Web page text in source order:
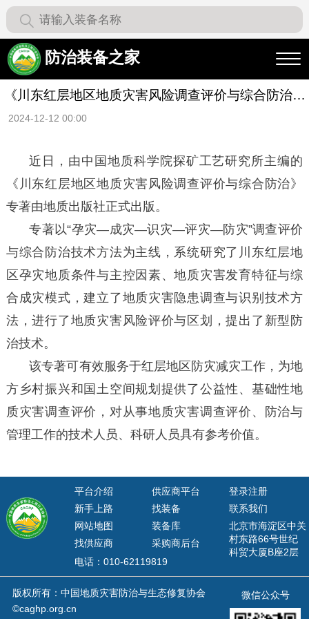
防治装备之家
《川东红层地区地质灾害风险调查评价与综合防治》
2024-12-12 00:00
近日，由中国地质科学院探矿工艺研究所主编的
《川东红层地区地质灾害风险调查评价与综合防治》
专著由地质出版社正式出版。
专著以“孕灾—成灾—识灾—评灾—防灾”调查评价
与综合防治技术方法为主线，系统研究了川东红层地
区孕灾地质条件与主控因素、地质灾害发育特征与综
合成灾模式，建立了地质灾害隐患调查与识别技术方
法，进行了地质灾害风险评价与区划，提出了新型防
治技术。
该专著可有效服务于红层地区防灾减灾工作，为地
方乡村振兴和国土空间规划提供了公益性、基础性地
质灾害调查评价，对从事地质灾害调查评价、防治与
管理工作的技术人员、科研人员具有参考价值。
平台介绍
新手上路
网站地图
找供应商
供应商平台
找装备
装备库
采购商后台
登录注册
联系我们
北京市海淀区中关
村东路66号世纪
科贸大厦B座2层
电话：010-62119819
微信公众号
版权所有：中国地质灾害防治与生态修复协会
©caghp.org.cn